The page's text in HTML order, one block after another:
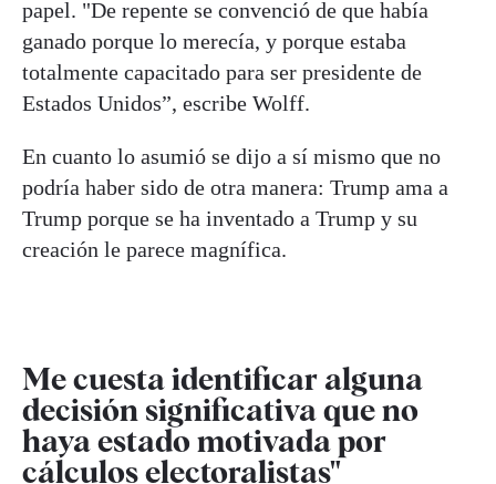
papel. "De repente se convenció de que había
ganado porque lo merecía, y porque estaba
totalmente capacitado para ser presidente de
Estados Unidos”, escribe Wolff.
En cuanto lo asumió se dijo a sí mismo que no
podría haber sido de otra manera: Trump ama a
Trump porque se ha inventado a Trump y su
creación le parece magnífica.
Me cuesta identificar alguna
decisión significativa que no
haya estado motivada por
cálculos electoralistas"